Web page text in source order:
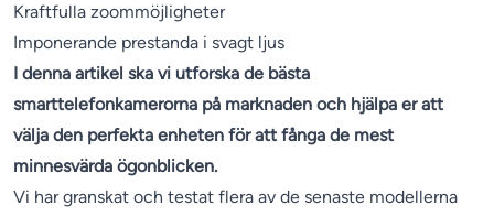
Kraftfulla zoommöjligheter
Imponerande prestanda i svagt ljus
I denna artikel ska vi utforska de bästa
smarttelefonkamerorna på marknaden och hjälpa er att
välja den perfekta enheten för att fånga de mest
minnesvärda ögonblicken.
Vi har granskat och testat flera av de senaste modellerna